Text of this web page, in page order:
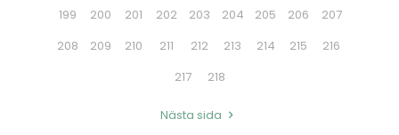
199
200 201 202 203 204 205 206
207
208
209 210 211 212 213 214 215
216
217
218
Nästa sida